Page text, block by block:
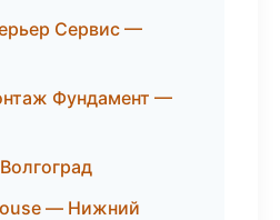
Сервис —
Фундамент —
— Нижний